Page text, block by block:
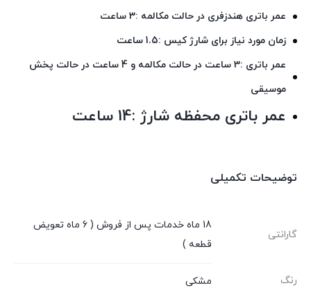
عمر باتری هندزفری در حالت مکالمه :3 ساعت
زمان مورد نیاز برای شارژ کیس :1.5 ساعت
عمر باتری :3 ساعت در حالت مکالمه و 4 ساعت در حالت پخش
موسیقی
عمر باتری محفظه شارژ :14 ساعت
توضیحات تکمیلی
گارانتی
18 ماه خدمات پس از فروش ( 6 ماه تعویض
قطعه )
رنگ مشکی